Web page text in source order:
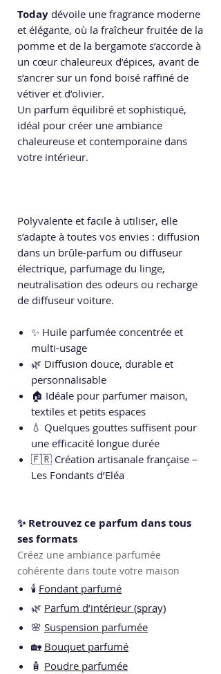
Today dévoile une fragrance moderne
et élégante, où la fraîcheur fruitée de la
pomme et de la bergamote s’accorde à
un cœur chaleureux d’épices, avant de
s’ancrer sur un fond boisé raffiné de
vétiver et d’olivier.
Un parfum équilibré et sophistiqué,
idéal pour créer une ambiance
chaleureuse et contemporaine dans
votre intérieur.
Polyvalente et facile à utiliser, elle
s’adapte à toutes vos envies : diffusion
dans un brûle-parfum ou diffuseur
électrique, parfumage du linge,
neutralisation des odeurs ou recharge
de diffuseur voiture.
✨ Huile parfumée concentrée et
multi-usage
🌿 Diffusion douce, durable et
personnalisable
🏠 Idéale pour parfumer maison,
textiles et petits espaces
💧 Quelques gouttes suffisent pour
une efficacité longue durée
🇫🇷 Création artisanale française –
Les Fondants d’Eléa
✨ Retrouvez ce parfum dans tous
ses formats
Créez une ambiance parfumée
cohérente dans toute votre maison
🕯️ Fondant parfumé
🌿 Parfum d’intérieur (spray)
🌸 Suspension parfumée
🏡 Bouquet parfumé
🧴 Poudre parfumée